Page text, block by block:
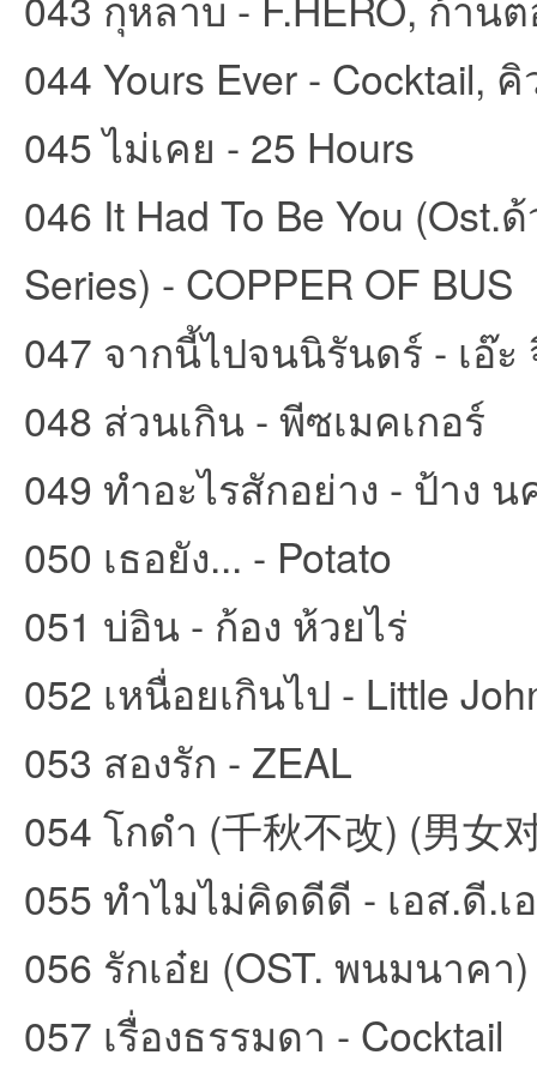
044 Yours Ever - Cocktail,
045 ไม่เคย - 25 Hours
046 It Had To Be You (Ost.
Series) - COPPER OF BUS
047 จากนี้ไปจนนิรันดร์ - เอ๊ะ
048 ส่วนเกิน - พีซเมคเกอร์
049 ทำอะไรสักอย่าง - ป้าง
050 เธอยัง... - Potato
051 บ่อิน - ก้อง ห้วยไร่
052 เหนื่อยเกินไป - Little
053 สองรัก - ZEAL
054 โกดำ (千秋不改) (男女
055 ทำไมไม่คิดดีดี - เอส.ดี.เ
056 รักเอ๋ย (OST. พนมนาคา
057 เรื่องธรรมดา - Cocktail